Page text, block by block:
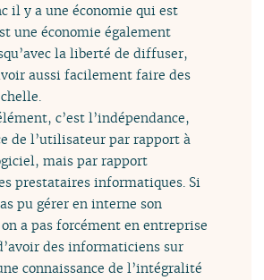
il y a une économie qui est
une économie également
la liberté de diffuser,
aussi facilement faire des
c’est l’indépendance,
de l’utilisateur par rapport à
mais par rapport
prestataires informatiques. Si
pu gérer en interne son
a pas forcément en entreprise
des informaticiens sur
connaissance de l’intégralité